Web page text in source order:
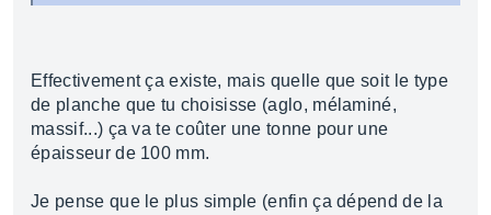
Effectivement ça existe, mais quelle que soit le type
de planche que tu choisisse (aglo, mélaminé,
massif...) ça va te coûter une tonne pour une
épaisseur de 100 mm.
Je pense que le plus simple (enfin ça dépend de la